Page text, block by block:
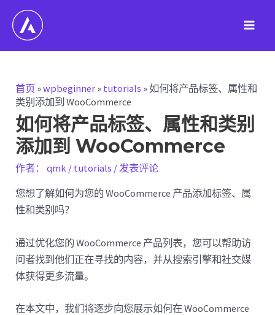
首页 »wpbeginner » tutorials »如何将产品标签、属性和
类别添加到 WooCommerce
如何将产品标签、属性和类别
添加到 WooCommerce
作者： qmk / tutorials /发表评论
您想了解如何为您的 WooCommerce 产品添加标签、属
性和类别吗？
通过优化您的 WooCommerce 产品列表，您可以帮助访
问者找到他们正在寻找的内容，并从搜索引擎和社交媒
体获得更多流量。
在本文中，我们将逐步向您展示如何在 WooCommerce